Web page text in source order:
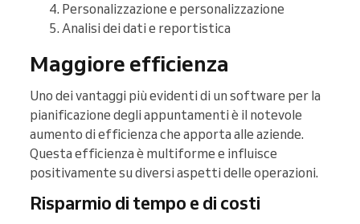
Personalizzazione e personalizzazione
Analisi dei dati e reportistica
Maggiore efficienza
Uno dei vantaggi più evidenti di un software per la
pianificazione degli appuntamenti è il notevole
aumento di efficienza che apporta alle aziende.
Questa efficienza è multiforme e influisce
positivamente su diversi aspetti delle operazioni.
Risparmio di tempo e di costi